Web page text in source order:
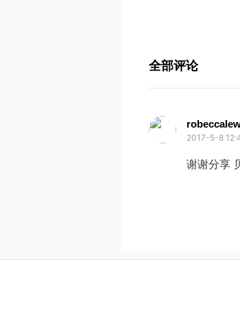
全部评论
2017-5-8
谢谢分享